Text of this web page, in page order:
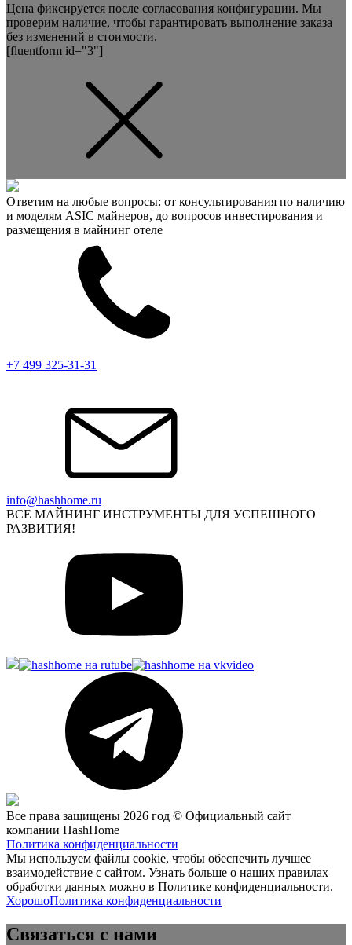
Цена фиксируется после согласования конфигурации. Мы
проверим наличие, чтобы гарантировать выполнение заказа
без изменений в стоимости.
[fluentform id="3"]
Ответим на любые вопросы: от консультирования по наличию
и моделям ASIC майнеров, до вопросов инвестирования и
размещения в майнинг отеле
+7 499 325-31-31
info@hashhome.ru
ВСЕ МАЙНИНГ ИНСТРУМЕНТЫ ДЛЯ УСПЕШНОГО
РАЗВИТИЯ!
Все права защищены 2026 год © Официальный сайт
компании HashHome
Политика конфиденциальности
Мы используем файлы cookie, чтобы обеспечить лучшее
взаимодействие с сайтом. Узнать больше о наших правилах
обработки данных можно в Политике конфиденциальности.
ХорошоПолитика конфиденциальности
Связаться с нами